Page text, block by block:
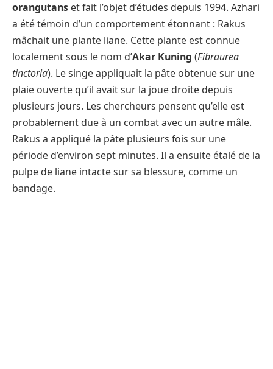
orangutans et fait l’objet d’études depuis 1994. Azhari
a été témoin d’un comportement étonnant : Rakus
mâchait une plante liane. Cette plante est connue
localement sous le nom d’Akar Kuning (Fibraurea
tinctoria). Le singe appliquait la pâte obtenue sur une
plaie ouverte qu’il avait sur la joue droite depuis
plusieurs jours. Les chercheurs pensent qu’elle est
probablement due à un combat avec un autre mâle.
Rakus a appliqué la pâte plusieurs fois sur une
période d’environ sept minutes. Il a ensuite étalé de la
pulpe de liane intacte sur sa blessure, comme un
bandage.